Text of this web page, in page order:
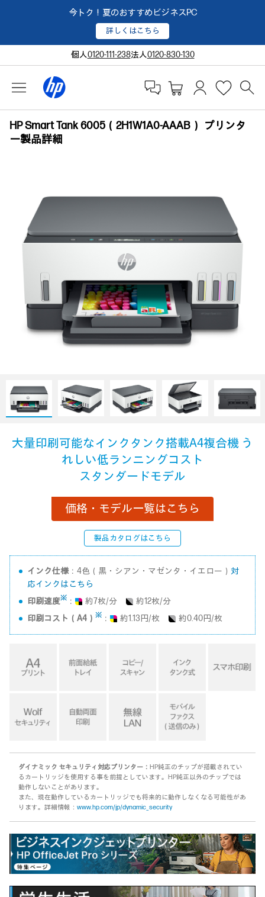
今トク！夏のおすすめビジネスPC
詳しくはこちら
個人0120-111-238法人0120-830-130
HP Smart Tank 6005（2H1W1A0-AAAB） プリンタ
ー製品詳細
大量印刷可能なインクタンク搭載A4複合機 う
れしい低ランニングコスト
スタンダードモデル
価格・モデル一覧はこちら
製品カタログはこちら
インク仕様 ：4色（黒・シアン・マゼンタ・イエロー） 対
応インクはこちら
印刷速度※ ： 約7枚/分
約12枚/分
印刷コスト（A4） ※ ： 約1.13円/枚 約0.40円/枚
ダイナミック セキュリティ対応プリンター： HP純正のチップが搭載されてい
るカートリッジを使用する事を前提としています。HP純正以外のチップでは
動作しないことがあります。
また、現在動作しているカートリッジでも将来的に動作しなくなる可能性があ
ります。詳細情報： www.hp.com/jp/dynamic_security